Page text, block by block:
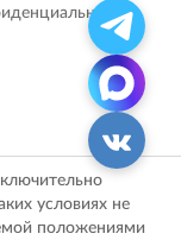
условиях не
положениями